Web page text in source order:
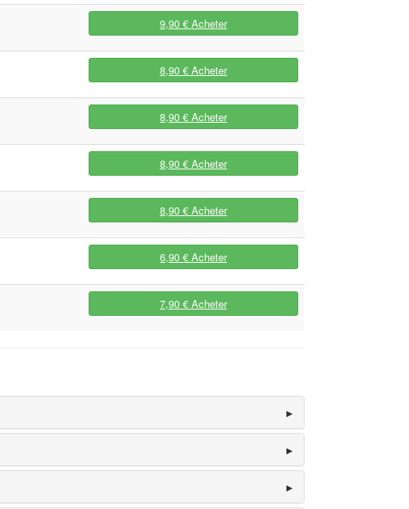
9,90 € Acheter
8,90 € Acheter
8,90 € Acheter
8,90 € Acheter
8,90 € Acheter
6,90 € Acheter
7,90 € Acheter